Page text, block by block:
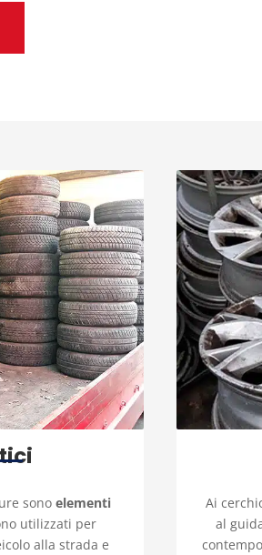
sono elementi
utilizzati per
alla strada e
Ai
al